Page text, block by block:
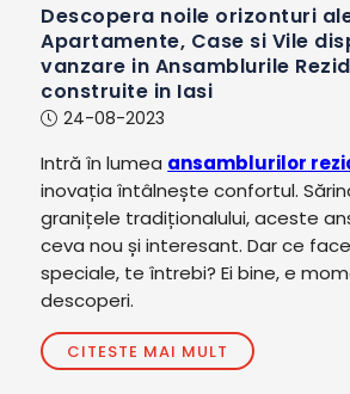
Descopera noile orizonturi
Apartamente, Case si Vile
vanzare in Ansamblurile
construite in Iasi
24-08-2023
Intră în lumea ansamblurilor
inovația întâlnește confortul.
granițele tradiționalului, aceste
ceva nou și interesant. Dar ce
speciale, te întrebi? Ei bine, e
descoperi.
CITESTE MAI MULT